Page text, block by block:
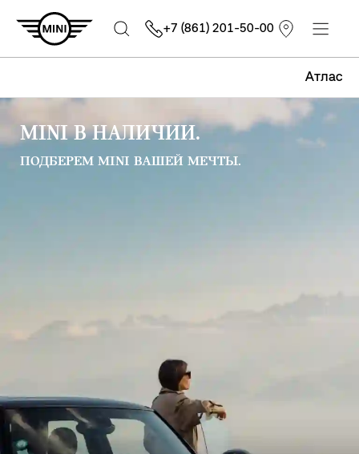
Атлас
+7 (861) 201-50-00
MINI В НАЛИЧИИ.
ПОДБЕРЕМ MINI ВАШЕЙ МЕЧТЫ.